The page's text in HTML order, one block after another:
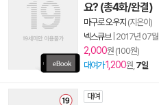
요? (총4화/완결)
마구로 오우지 (지은이)
넥스큐브| 2017년 07월
2,000원 (100원)
대여가1,200원, 7일
대여